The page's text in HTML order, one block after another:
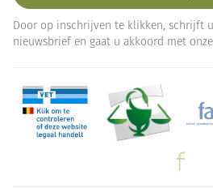
Door op inschrijven te klikken, schrijft
nieuwsbrief en gaat u akkoord met onze